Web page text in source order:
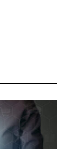
semestre de 2026